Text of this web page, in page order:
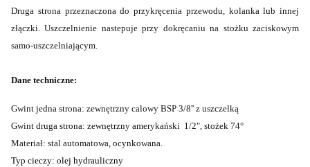
Druga strona przeznaczona do przykręcenia przewodu, kolanka lub innej
złączki. Uszczelnienie nastepuje przy dokręcaniu na stożku zaciskowym
samo-uszczelniającym.
Dane techniczne:
Gwint jedna strona: zewnętrzny calowy BSP 3/8'' z uszczelką
Gwint druga strona: zewnętrzny amerykański 1/2", stożek 74°
Materiał: stal automatowa, ocynkowana.
Typ cieczy: olej hydrauliczny